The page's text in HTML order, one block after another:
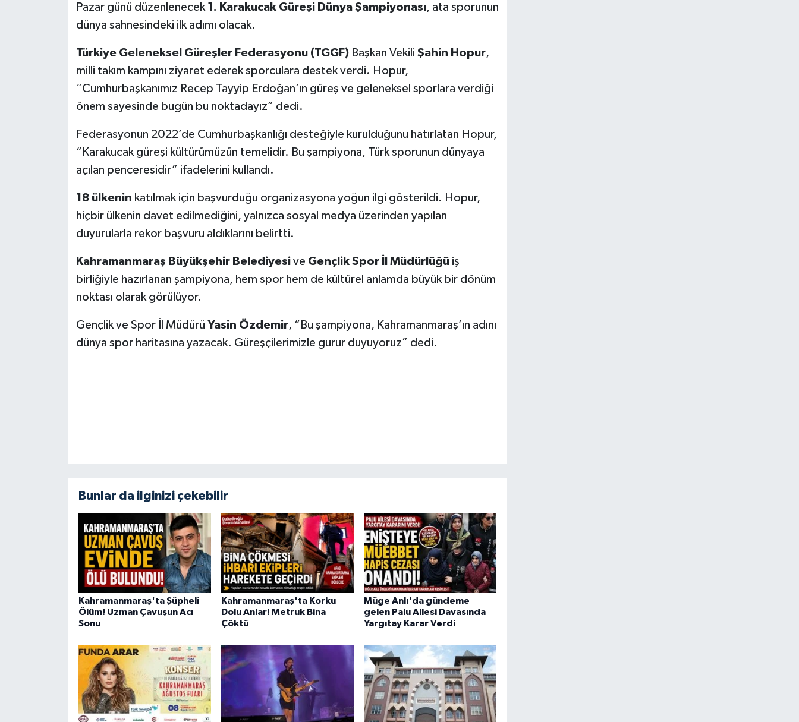
Pazar günü düzenlenecek 1. Karakucak Güreşi Dünya Şampiyonası, ata sporunun
dünya sahnesindeki ilk adımı olacak.
Türkiye Geleneksel Güreşler Federasyonu (TGGF)Başkan Vekili Şahin Hopur,
milli takım kampını ziyaret ederek sporculara destek verdi. Hopur,
“Cumhurbaşkanımız Recep Tayyip Erdoğan’ın güreş ve geleneksel sporlara verdiği
önem sayesinde bugün bu noktadayız” dedi.
Federasyonun 2022’de Cumhurbaşkanlığı desteğiyle kurulduğunu hatırlatan Hopur,
“Karakucak güreşi kültürümüzün temelidir. Bu şampiyona, Türk sporunun dünyaya
açılan penceresidir” ifadelerini kullandı.
18 ülkenin katılmak için başvurduğu organizasyona yoğun ilgi gösterildi. Hopur,
hiçbir ülkenin davet edilmediğini, yalnızca sosyal medya üzerinden yapılan
duyurularla rekor başvuru aldıklarını belirtti.
Kahramanmaraş Büyükşehir Belediyesive Gençlik Spor İl Müdürlüğüiş
birliğiyle hazırlanan şampiyona, hem spor hem de kültürel anlamda büyük bir dönüm
noktası olarak görülüyor.
Gençlik ve Spor İl Müdürü Yasin Özdemir, “Bu şampiyona, Kahramanmaraş’ın adını
dünya spor haritasına yazacak. Güreşçilerimizle gurur duyuyoruz” dedi.
Bunlar da ilginizi çekebilir
Kahramanmaraş'ta Şüpheli
Ölüm! Uzman Çavuşun Acı
Sonu
Kahramanmaraş'ta Korku
Dolu Anlar! Metruk Bina
Çöktü
Müge Anlı'da gündeme
gelen Palu Ailesi Davasında
Yargıtay Karar Verdi
BİLİMNET
SİVİL TOPLUM
KİM KİMDİR
HEDEF2020
OTOMOBİL
SEÇİM 2015
BİLİM VE TEKNOLOJİ
HABERDE İNSAN